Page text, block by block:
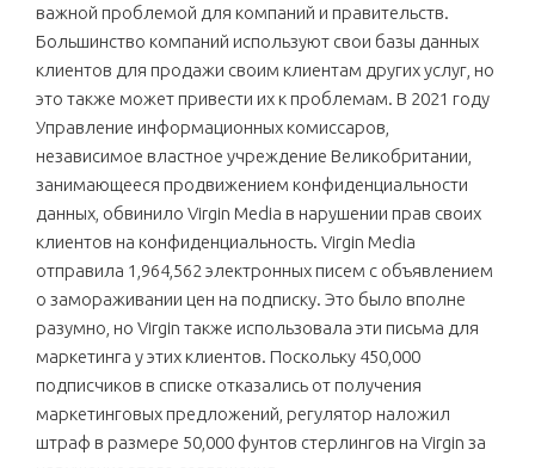
важной проблемой для компаний и правительств.
Большинство компаний используют свои базы данных
клиентов для продажи своим клиентам других услуг, но
это также может привести их к проблемам. В 2021 году
Управление информационных комиссаров,
независимое властное учреждение Великобритании,
занимающееся продвижением конфиденциальности
данных, обвинило Virgin Media в нарушении прав своих
клиентов на конфиденциальность. Virgin Media
отправила 1,964,562 электронных писем с объявлением
о замораживании цен на подписку. Это было вполне
разумно, но Virgin также использовала эти письма для
маркетинга у этих клиентов. Поскольку 450,000
подписчиков в списке отказались от получения
маркетинговых предложений, регулятор наложил
штраф в размере 50,000 фунтов стерлингов на Virgin за